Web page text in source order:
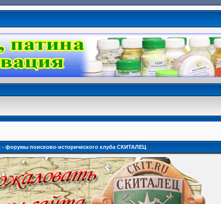
- форумы поисково-исторического клуба СКИТАЛЕЦ